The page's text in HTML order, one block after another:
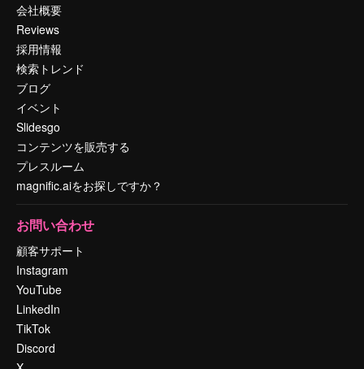
会社概要
Reviews
採用情報
検索トレンド
ブログ
イベント
Slidesgo
コンテンツを販売する
プレスルーム
magnific.aiをお探しですか？
お問い合わせ
顧客サポート
Instagram
YouTube
LinkedIn
TikTok
Discord